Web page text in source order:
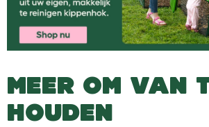
MEER OM VAN
HOUDEN